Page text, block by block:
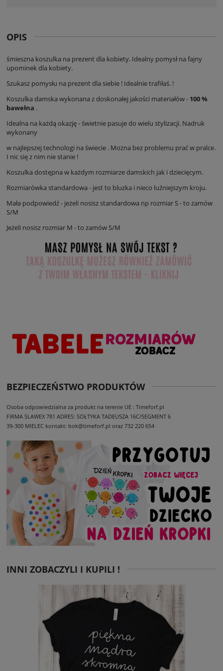
OPIS
śmieszna koszulka na prezent dla kobiety. Idealny pomysł na fajny
upominek dla kobiety.
Szukasz pomysłu na prezent dla siebie ! Idealnie trafiłaś. !
Koszulka damska wykonana z doskonałej jakości materiałów - 100 %
bawełna .
Idealna na każdą okazję - świetnie pasuje do wielu stylizacji. Nadruk
wykonany
w najlepszej technologi na świecie . Można bez problemu prać w pralce.
I nic się z nim nie stanie !
Koszulka dostępna w każdym rozmiarze damskich jak i dziecięcym.
Rozmiarówka standardowa - jest to bluzka i nieco luźniejszym kroju.
Mała podpowiedź - jeżeli nosisz standardowa np rozmiar S - to zamów
S/M
Jeżeli nosisz rozmiar M - to zamów S/M
BEZPIECZEŃSTWO PRODUKTÓW
Osoba odpowiedzialna za produkt na terenie UE : Timeforf.pl
FIRMA SLAWEX 781 ADRES: SOŁTYKA TADEUSZA 16C/SEGMENT 6
39-300 MIELEC kontakt: bok@timeforf.pl oraz 732 220 654
INNI ZOBACZYLI I KUPILI !